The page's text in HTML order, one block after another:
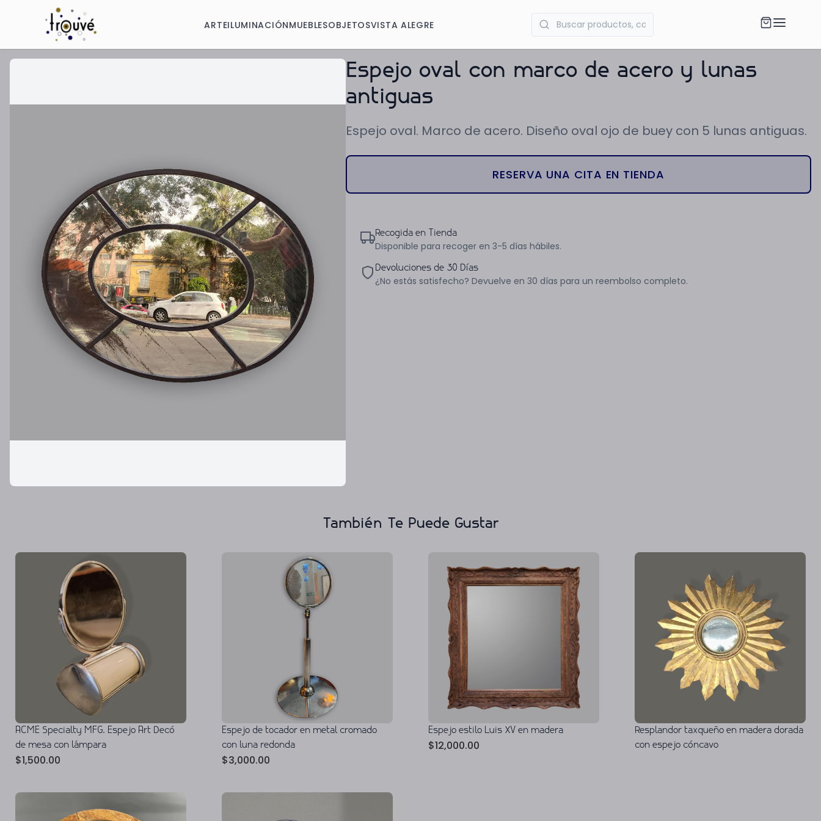
ARTEILUMINACIÓNMUEBLESOBJETOSVISTA ALEGRE
Espejo oval con marco de acero y lunas
antiguas
Espejo oval. Marco de acero. Diseño oval ojo de buey con 5 lunas antiguas.
RESERVA UNA CITA EN TIENDA
Recogida en Tienda
Disponible para recoger en 3-5 días hábiles.
Devoluciones de 30 Días
¿No estás satisfecho? Devuelve en 30 días para un reembolso completo.
También Te Puede Gustar
ACME Specialty MFG. Espejo Art Decó
de mesa con lámpara
$1,500.00
Espejo de tocador en metal cromado
con luna redonda
$3,000.00
Espejo estilo Luis XV en madera
$12,000.00
Resplandor taxqueño en madera dorada
con espejo cóncavo